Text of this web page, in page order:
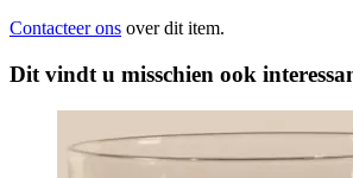
Contacteer ons over dit item.
Dit vindt u misschien ook